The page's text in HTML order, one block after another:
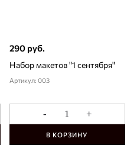
290 руб.
Набор макетов "1 сентября"
Артикул: 003
- +
В КОРЗИНУ